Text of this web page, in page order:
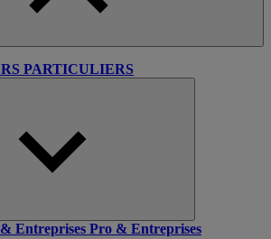
PARTICULIERS
Entreprises Pro & Entreprises